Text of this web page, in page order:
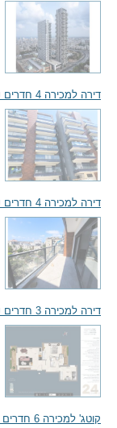
דירה למכירה 4 חדרים 3,150,000₪
דירה למכירה 4 חדרים 2,690,000₪
דירה למכירה 3 חדרים 1,950,000₪
קוטג' למכירה 6 חדרים 5,500,000₪